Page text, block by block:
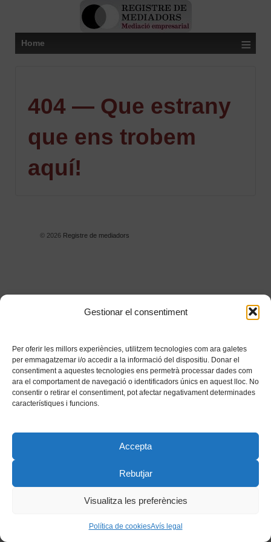
Gestionar el consentiment
Per oferir les millors experiències, utilitzem tecnologies com ara galetes
per emmagatzemar i/o accedir a la informació del dispositiu. Donar el
consentiment a aquestes tecnologies ens permetrà processar dades com
ara el comportament de navegació o identificadors únics en aquest lloc. No
consentir o retirar el consentiment, pot afectar negativament determinades
característiques i funcions.
Accepta
Rebutjar
Visualitza les preferències
Política de cookiesAvís legal
Home ≡
404 — Que estrany
que ens trobem
aquí!
© 2026Registre de mediadors